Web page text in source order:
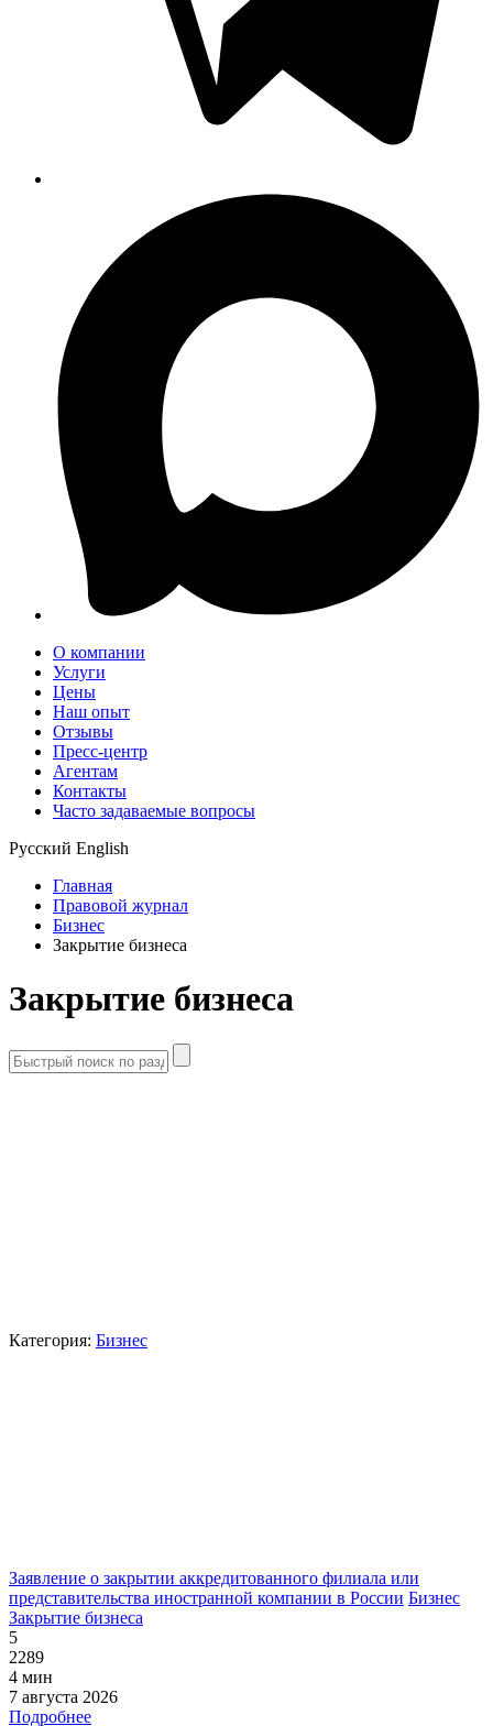
О компании
Услуги
Цены
Наш опыт
Отзывы
Пресс-центр
Агентам
Контакты
Часто задаваемые вопросы
Русский English
Главная
Правовой журнал
Бизнес
Закрытие бизнеса
Закрытие бизнеса
Категория: Бизнес
Заявление о закрытии аккредитованного филиала или
представительства иностранной компании в России Бизнес
Закрытие бизнеса
5
2289
4 мин
7 августа 2026
Подробнее